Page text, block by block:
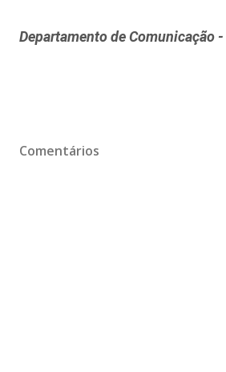
Departamento de Comunicação -
Comentários